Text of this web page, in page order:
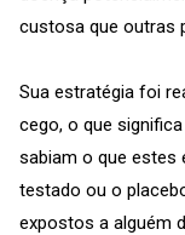
custosa que outras
Sua estratégia foi
cego, o que
sabiam o que estes
testado ou o
expostos a alguém